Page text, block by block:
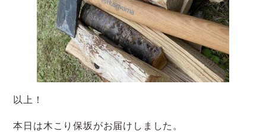
以上！
本日は木こり保坂がお届けしました。